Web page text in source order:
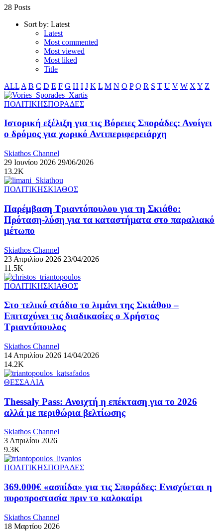
28 Posts
Sort by: Latest
Latest
Most commented
Most viewed
Most liked
Title
ALL A B C D E F G H I J K L M N O P Q R S T U V W X Y Z
ΠΟΛΙΤΙΚΗΣΠΟΡΑΔΕΣ
Ιστορική εξέλιξη για τις Βόρειες Σποράδες: Ανοίγει
ο δρόμος για χωρικό Αντιπεριφερειάρχη
Skiathos Channel
29 Ιουνίου 2026 29/06/2026
13.2K
ΠΟΛΙΤΙΚΗΣΚΙΑΘΟΣ
Παρέμβαση Τριαντόπουλου για τη Σκιάθο:
Πρόταση-λύση για τα καταστήματα στο παραλιακό
μέτωπο
Skiathos Channel
23 Απριλίου 2026 23/04/2026
11.5K
ΠΟΛΙΤΙΚΗΣΚΙΑΘΟΣ
Στο τελικό στάδιο το λιμάνι της Σκιάθου –
Επιταχύνει τις διαδικασίες ο Χρήστος
Τριαντόπουλος
Skiathos Channel
14 Απριλίου 2026 14/04/2026
14.2K
ΘΕΣΣΑΛΙΑ
Thessaly Pass: Ανοιχτή η επέκταση για το 2026
αλλά με περιθώρια βελτίωσης
Skiathos Channel
3 Απριλίου 2026
9.3K
ΠΟΛΙΤΙΚΗΣΠΟΡΑΔΕΣ
369.000€ «ασπίδα» για τις Σποράδες: Ενισχύεται η
πυροπροστασία πριν το καλοκαίρι
Skiathos Channel
18 Μαρτίου 2026